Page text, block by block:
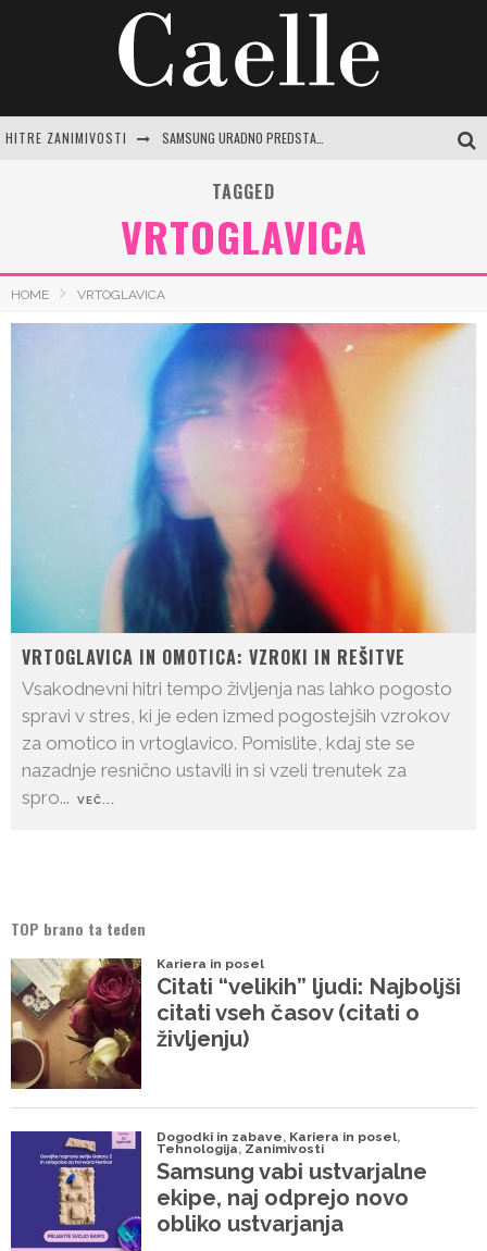
HITRE ZANIMIVOSTI
CENTER VARNE VOŽNJE LOGATEC: CELOVIT VODNIK ZA SAMOZAVESTNO VOŽNJO IN IZPOPOLNJEVANJE
TAGGED
VRTOGLAVICA
HOME VRTOGLAVICA
VRTOGLAVICA IN OMOTICA: VZROKI IN REŠITVE
Vsakodnevni hitri tempo življenja nas lahko pogosto
spravi v stres, ki je eden izmed pogostejših vzrokov
za omotico in vrtoglavico. Pomislite, kdaj ste se
nazadnje resnično ustavili in si vzeli trenutek za
spro... VEČ...
TOP brano ta teden